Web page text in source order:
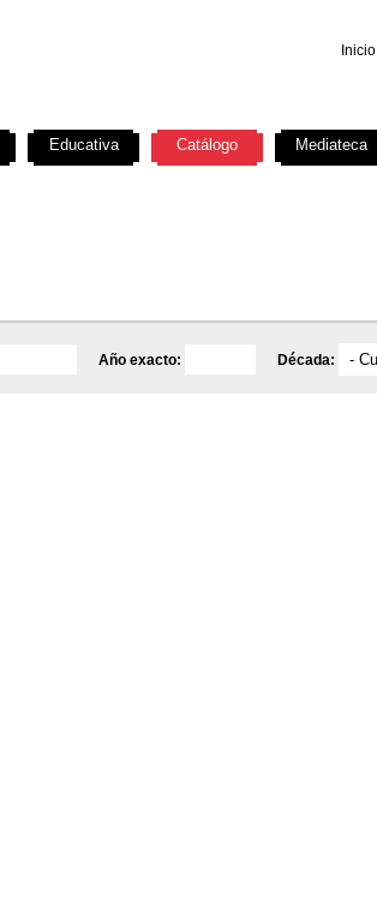
Inicio
Año exacto: Década:
Educativa Catálogo Mediateca